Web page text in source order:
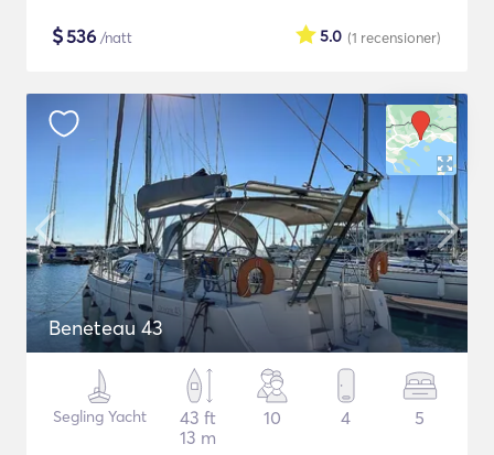
$536 /natt (1 recensioner)
5.0
Beneteau 43
Segling Yacht
43 ft
13 m
10 4 5